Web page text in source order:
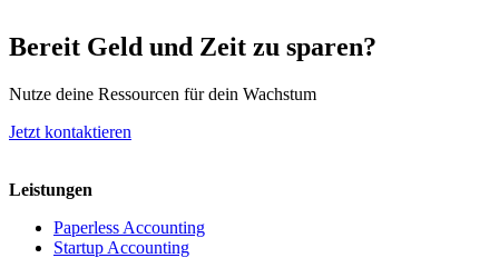
Bereit Geld und Zeit zu sparen?
Nutze deine Ressourcen für dein Wachstum
Jetzt kontaktieren
Leistungen
Paperless Accounting
Startup Accounting